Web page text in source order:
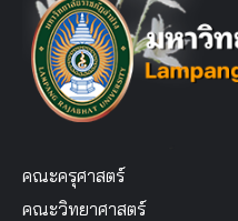
คณะครุศาสตร์
คณะวิทยาศาสตร์